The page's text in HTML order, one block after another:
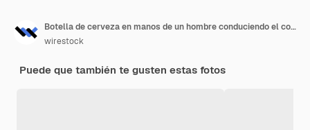
Botella de cerveza en manos de un hombre conduciendo el coche durante el día
wirestock
Puede que también te gusten estas fotos